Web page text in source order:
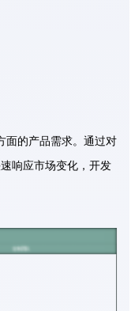
面的产品需求。通过对
响应市场变化，开发